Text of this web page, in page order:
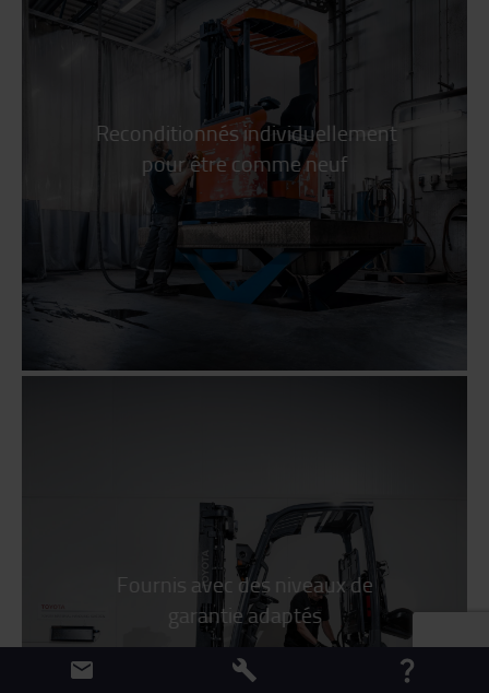
Reconditionnés individuellement
pour être comme neuf
Fournis avec des niveaux de
garantie adaptés